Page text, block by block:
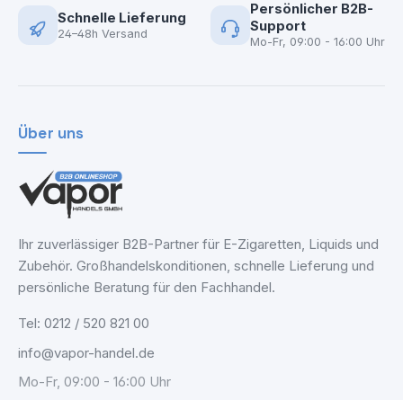
Schnelle Lieferung
24–48h Versand
Persönlicher B2B-
Support
Mo-Fr, 09:00 - 16:00 Uhr
Über uns
Ihr zuverlässiger B2B-Partner für E-Zigaretten, Liquids und
Zubehör. Großhandelskonditionen, schnelle Lieferung und
persönliche Beratung für den Fachhandel.
Tel: 0212 / 520 821 00
info@vapor-handel.de
Mo-Fr, 09:00 - 16:00 Uhr